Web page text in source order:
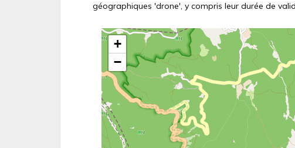
géographiques 'drone', y compris leur durée de